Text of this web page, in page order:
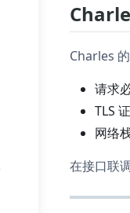
Charles
请求
TLS
网络
在接口联